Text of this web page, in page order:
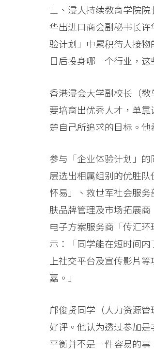
士、浸大持续教育学院
华出进口商会副秘书长
验计划」中累积待人接
日后投身哪一个行业，
香港浸会大学副校长（
要培育出优秀人才，单
楚自己所追求的目标。
参与「企业体验计划」
层选出相属组别的优胜
怀易」、救世军社会服
肤品牌管理及市场拓展
电子方案服务商「传汇
示：「同学能在短时间
上社交平台及宣传影片
嘉。」
邝俊贤同学（人力资源
好评。他认为透过参加
平衡并不是一件容易的